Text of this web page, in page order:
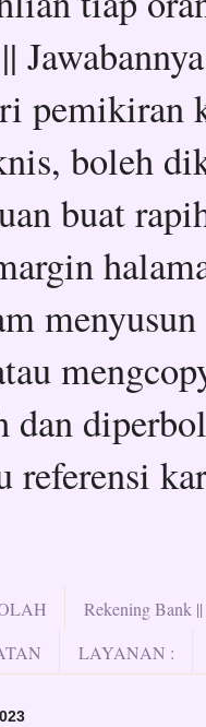
boleh
buat
dan
referensi
Rekening Bank
LAYANAN :